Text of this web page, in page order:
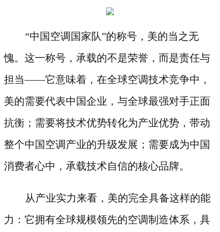
“中国空调国家队”的称号，美的当之无
愧。这一称号，承载的不是荣誉，而是责任与
担当——它意味着，在全球空调技术竞争中，
美的需要代表中国企业，与全球最强对手正面
抗衡；需要将技术优势转化为产业优势，带动
整个中国空调产业的升级发展；需要成为中国
消费者心中，承载技术自信的核心品牌。
从产业实力来看，美的完全具备这样的能
力：它拥有全球规模领先的空调制造体系，具